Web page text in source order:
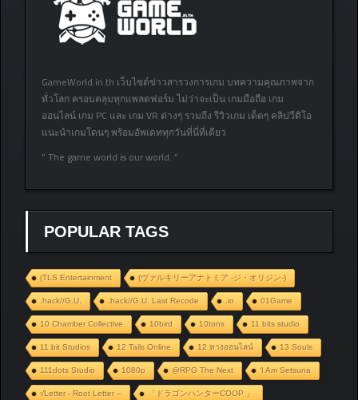
GameWorld.in.th เว็บไซต์ข่าวสารวงการเกม บทความคุณภาพจาก
ทั่วโลก ครอบคลุมทุกแพลตฟอร์ม ไม่ว่าจะเป็น เกมมือถือ เกม
ออนไลน์ เกม PC และ เกม VR ต่างๆ รวมถึง รีวิวเกม เด็ดๆ คลิปวีดิโอ
แนะนำเกมโดนๆ พร้อมอัพเดททุกวันที่นี่ที่เดียว
” The game world is our world. “
POPULAR TAGS
(TLS Entertainment (ヴァルキリーアナトミア ‐ジ・オリジン‐)
.hack//G.U. .hack//G.U. Last Recode .io 01Game
10 Chamber Collective 10bird 10tons 11 bits studio
11 bit Studios 12 Tails Online 12 หางออนไลน์ 13 Souls
111dots Studio 1080p @RPG The Next ‘I Am Setsuna
√Letter - Root Letter – 「ドラゴンハンターCOOP 」